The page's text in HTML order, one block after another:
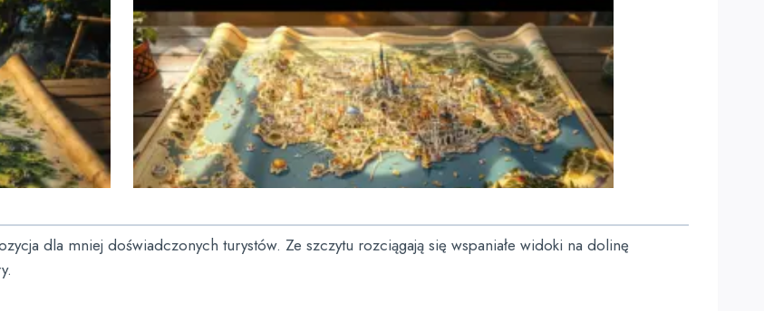
dla mniej doświadczonych turystów. Ze szczytu rozciągają się wspaniałe widoki na dolinę